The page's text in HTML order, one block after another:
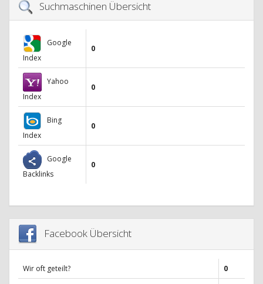
Suchmaschinen Übersicht
Google
Index
0
Yahoo
Index
0
Bing
Index
0
Google
Backlinks
0
Facebook Übersicht
Wir oft geteilt?
0